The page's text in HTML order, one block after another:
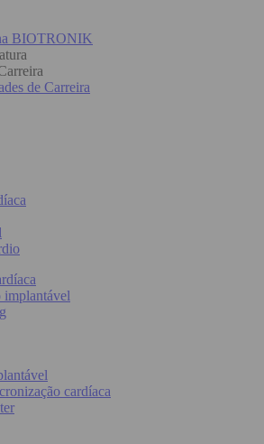
BIOTRONIK
de Carreira
implantável
cardíaca